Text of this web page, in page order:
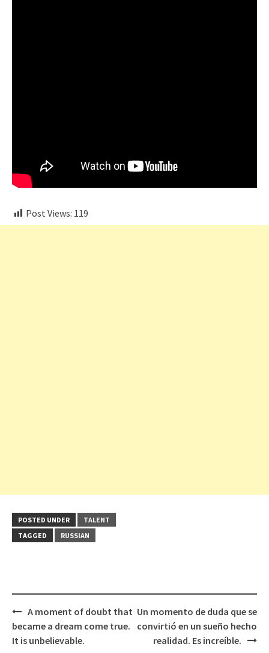
Post Views: 119
POSTED UNDER
TALENT
TAGGED
RUSSIAN
Post
navigation
A moment of doubt that
became a dream come true.
It is unbelievable.
Un momento de duda que se
convirtió en un sueño hecho
realidad. Es increíble.